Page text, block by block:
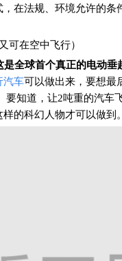
在法规、环境允许的
可在空中飞行）
全球首个真正的电动垂
汽车可以做出来，要想最
要知道，让2吨重的汽
的科幻人物才可以做到。